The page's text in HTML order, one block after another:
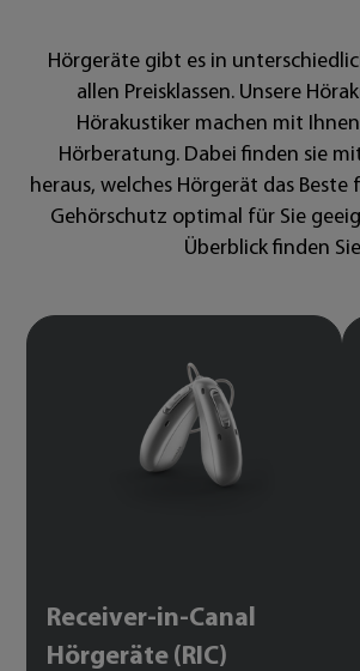
Hörgeräte gibt es in
allen Preisklassen. Unsere
Hörakustiker machen mit
Hörberatung. Dabei finden sie
heraus, welches Hörgerät das
Gehörschutz optimal für Sie
Überblick finden
Receiver-in-Canal
Hörgeräte (RIC)